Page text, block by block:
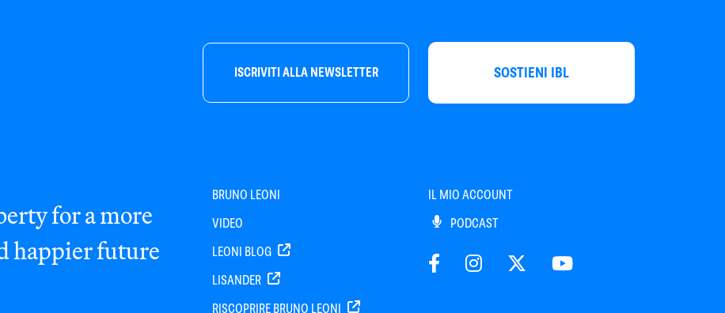
ISCRIVITI ALLA NEWSLETTER SOSTIENI IBL
for a more
happier future
BRUNO LEONI
VIDEO
LEONI BLOG
LISANDER
RISCOPRIRE BRUNO LEONI
IL MIO ACCOUNT
PODCAST